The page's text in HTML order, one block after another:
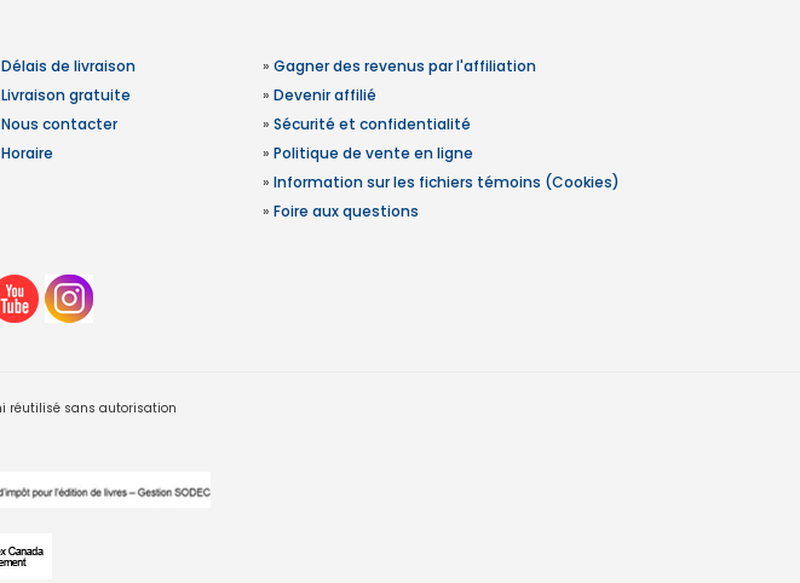
Délais de livraison
Livraison gratuite
Nous contacter
Horaire
» Gagner des revenus par l'affiliation
» Devenir affilié
» Sécurité et confidentialité
» Politique de vente en ligne
» Information sur les fichiers témoins (Cookies)
» Foire aux questions
réutilisé sans autorisation